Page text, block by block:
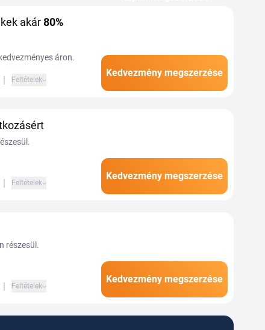
akár80%
áron.
| Feltételek
Kedvezmény megszerzése
| Feltételek
Kedvezmény megszerzése
részesül.
| Feltételek
Kedvezmény megszerzése